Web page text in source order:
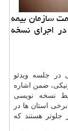
سازمان بیمه
اجرای نسخه
در جلسه ویدئو
ضمن اشاره
نسخه نویسی
استان ها در
جلوتر هستند که